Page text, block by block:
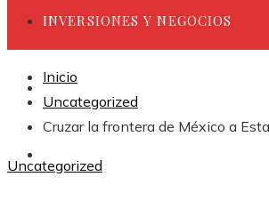
INVERSIONES Y NEGOCIOS
CIENCIA Y TECNOLOGÍA
Inicio
Uncategorized
Cruzar la frontera de México a
Uncategorized